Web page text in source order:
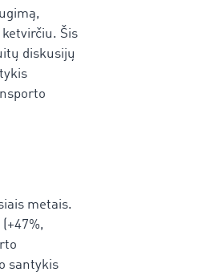
Šis
diskusijų
metais.
santykis